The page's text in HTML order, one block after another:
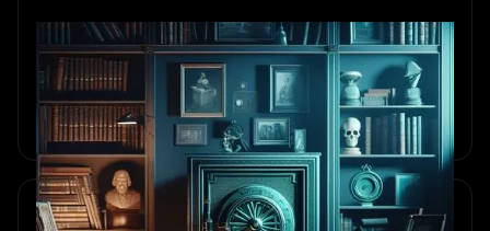
Zijn Escape Rooms veilig?
Ontdek hoe escape rooms omgaan met veiligheid,
claustrofobie en noodsituaties voor een leuk en
geruststellend spel.